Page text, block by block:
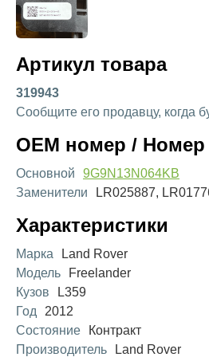
Артикул товара
319943
Сообщите его продавцу, когда
OEM номер / Номер
Основной
9G9N13N064KB
Заменители
LR025887,
Характеристики
Марка
Land Rover
Модель
Freelander
Кузов
L359
Год
2012
Состояние
Контракт
Производитель
Land Rover